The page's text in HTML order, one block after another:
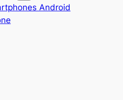
Android